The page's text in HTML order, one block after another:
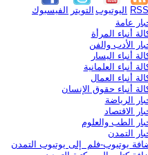
الفيسبوك التويتر اليوتيوب RSS
عامة
أنباء المرأة
الأدب والفن
أنباء اليسار
أنباء العلمانية
أنباء العمال
أنباء حقوق الإنسان
الرياضة
الاقتصاد
الطب والعلوم
التمدن
يوتيوب-فلم إلى يوتيوب التمدن